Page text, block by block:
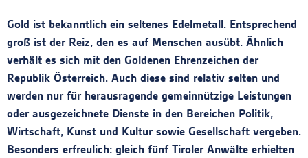
Gold ist bekanntlich ein seltenes Edelmetall. Entsprechend
groß ist der Reiz, den es auf Menschen ausübt. Ähnlich
verhält es sich mit den Goldenen Ehrenzeichen der
Republik Österreich. Auch diese sind relativ selten und
werden nur für herausragende gemeinnützige Leistungen
oder ausgezeichnete Dienste in den Bereichen Politik,
Wirtschaft, Kunst und Kultur sowie Gesellschaft vergeben.
Besonders erfreulich: gleich fünf Tiroler Anwälte erhielten